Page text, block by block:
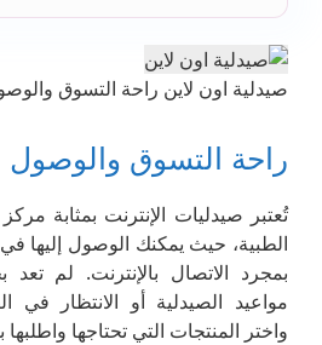
صيدلية اون لاين راحة التسوق
راحة التسوق
تُعتبر صيدليات الإنترنت بمثابة
الطبية، حيث يمكنك الوصول
بمجرد الاتصال بالإنترنت. لم
مواعيد الصيدلية أو الانتظار
واختر المنتجات التي تحتاجها